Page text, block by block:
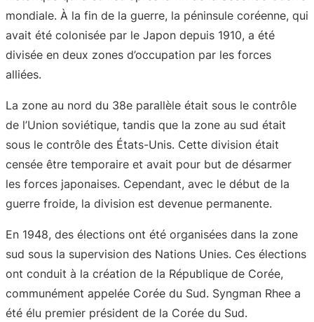
mondiale. À la fin de la guerre, la péninsule coréenne, qui
avait été colonisée par le Japon depuis 1910, a été
divisée en deux zones d’occupation par les forces
alliées.
La zone au nord du 38e parallèle était sous le contrôle
de l’Union soviétique, tandis que la zone au sud était
sous le contrôle des États-Unis. Cette division était
censée être temporaire et avait pour but de désarmer
les forces japonaises. Cependant, avec le début de la
guerre froide, la division est devenue permanente.
En 1948, des élections ont été organisées dans la zone
sud sous la supervision des Nations Unies. Ces élections
ont conduit à la création de la République de Corée,
communément appelée Corée du Sud. Syngman Rhee a
été élu premier président de la Corée du Sud.